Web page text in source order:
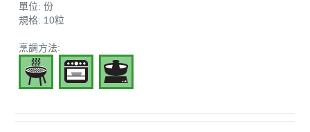
單位: 份
規格: 10粒
烹調方法: